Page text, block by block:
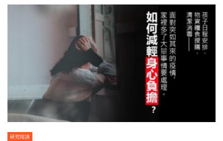
研究咁講